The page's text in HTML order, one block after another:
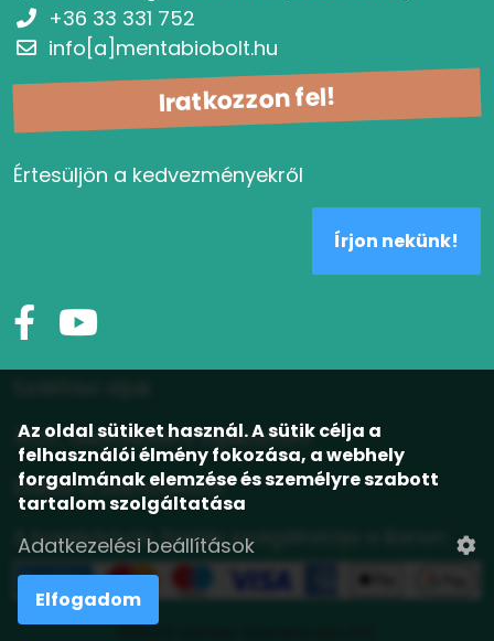
ÁSZF, adatvédelmi tájékoztató
Elállás a szerződéstől
A bankkártyás fizetés szolgáltatója a Barion
Iratkozzon fel!
Értesüljön a kedvezményekről
Írjon nekünk!
+36 33 331 752
info[a]mentabiobolt.hu
©2024 Lisztes-Szerencsés Kft.
Az oldal sütiket használ. A sütik célja a
felhasználói élmény fokozása, a webhely
forgalmának elemzése és személyre szabott
tartalom szolgáltatása
Adatkezelési beállítások
Elfogadom